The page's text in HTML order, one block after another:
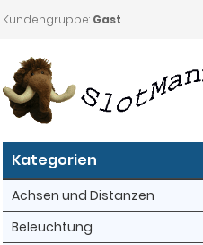
Kundengruppe: Gast
Kategorien
Achsen und Distanzen
Beleuchtung